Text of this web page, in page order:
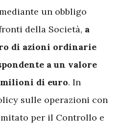
un obbligo
della Società, a
di azioni ordinarie
a un valore
milioni di euro. In
sulle operazioni con
per il Controllo e